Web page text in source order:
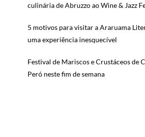
culinária de Abruzzo ao Wine & Jazz
5 motivos para visitar a Araruama
uma experiência inesquecível
Festival de Mariscos e Crustáceos de
Peró neste fim de semana